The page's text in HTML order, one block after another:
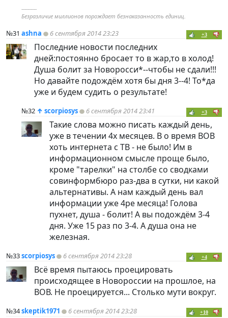
----------
Безразличие миллионов порождает безнаказанность единиц.
№31 ashna 6 сентября 2014 23:23 +3
Последние новости последних
дней:постоянно бросает то в жар,то в холод!
Душа болит за Новоросси*--чтобы не сдали!!!
Но давайте подождём хотя бы дня 3--4! То*да
уже и будем судить о результате!
№32 ↑ scorpiosys 6 сентября 2014 23:41 +3
Такие слова можно писать каждый день,
уже в течении 4х месяцев. В о время ВОВ
хоть интернета с ТВ - не было! Им в
информационном смысле проще было,
кроме "тарелки" на столбе со сводками
совинформбюро раз-два в сутки, ни какой
альтернативы. А нам каждый день вал
информации уже 4ре месяца! Голова
пухнет, душа - болит! А вы подождём 3-4
дня. Уже 15 раз по 3-4. А душа она не
железная.
№33scorpiosys 6 сентября 2014 23:28 +4
Всё время пытаюсь проецировать
происходящее в Новороссии на прошлое, на
ВОВ. Не проецируется... Столько мути вокруг.
№34skeptik1971 6 сентября 2014 23:28 +10